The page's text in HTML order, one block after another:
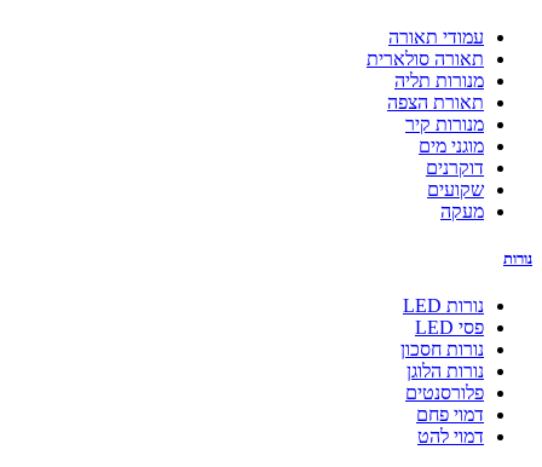
עמודי תאורה
תאורה סולארית
מנורות תליה
תאורת הצפה
מנורות קיר
מוגני מים
דוקרנים
שקועים
מעקה
נורות
נורות LED
פסי LED
נורות חסכון
נורות הלוגן
פלורסנטים
דמוי פחם
דמוי להט